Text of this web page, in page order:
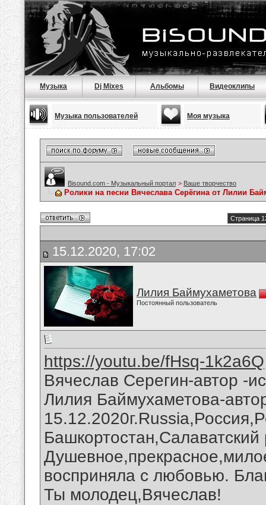
Музыка Dj Mixes Альбомы Видеоклипы
Музыка пользователей Моя музыка
Bisound.com - Музыкальный портал > Ваше творчество
Ролики на песни Вячеслава Серёгина от Лилии
Страница
15.12.2020, 17:02
Лилия Баймухаметова
Постоянный пользователь
https://youtu.be/fHsq-1k2a6Q
Вячеслав Серегин-автор -
Лилия Баймухаметова-
восприняла с любовью.
Ты молодец,Вячеслав!